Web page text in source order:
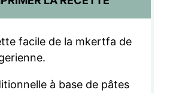
facile de la mkertfa de
à base de pâtes